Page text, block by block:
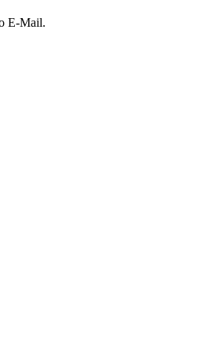
E-Mail.